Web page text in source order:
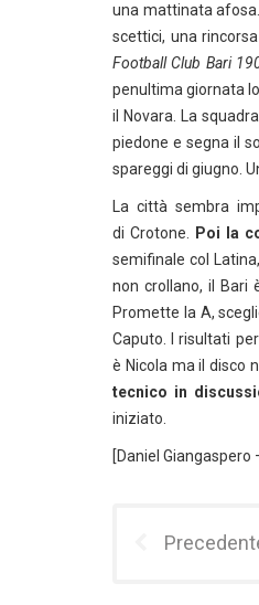
una mattinata
scettici, una
Football Club Bari
penultima giornata
il Novara. La
piedone e segna il
spareggi di giugno.
La città sembra
di Crotone.
Poi la
semifinale col
non crollano, il Bari
Promette la A,
Caputo. I risultati
è Nicola ma il disco
tecnico in
iniziato.
[Daniel Giangaspero